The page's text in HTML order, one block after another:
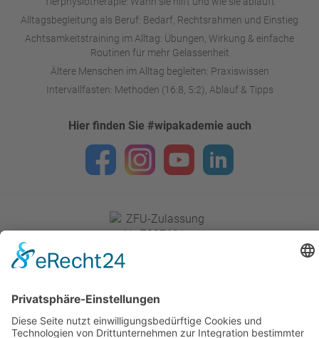
Alltagsbegleitung als Beruf: Bedarf, Rechtsrahmen und Einstieg
Achtsamkeitstraining im Alltag: Übungen, Wirkung & einfache
Routinen für mehr Gelassenheit
Ältere Menschen im Alltag begleiten: Praxiswissen
Intervallfasten: Methoden (16:8, 5:2), Ablauf & Tipps
Hier finden Sie #wipakademie auch